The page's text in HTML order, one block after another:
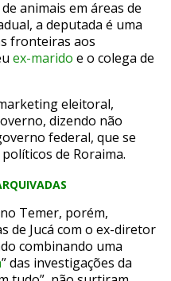
animais em áreas de
a deputada é uma
fronteiras aos
ex-marido e o colega de
eleitoral,
dizendo não
federal, que se
de Roraima.
Temer, porém,
de Jucá com o ex-diretor
combinando uma
” das investigações da